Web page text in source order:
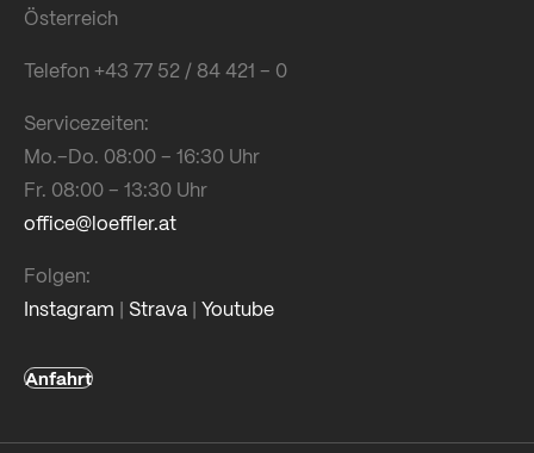
Österreich
Telefon +43 77 52 / 84 421 – 0
Servicezeiten:
Mo.–Do. 08:00 – 16:30 Uhr
Fr. 08:00 – 13:30 Uhr
office@loeffler.at
Folgen:
Instagram | Strava | Youtube
Anfahrt